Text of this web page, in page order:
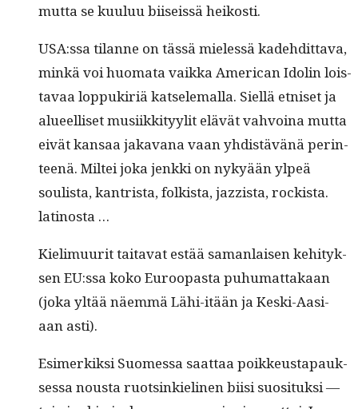
mut­ta se kuu­luu bii­seis­sä heikosti.
USA:ssa tilanne on tässä mielessä kade­hdit­ta­va,
minkä voi huo­ma­ta vaik­ka Amer­i­can Idol­in lois­
tavaa lop­pukir­iä kat­se­le­mal­la. Siel­lä etniset ja
alueel­liset musi­ikki­tyylit elävät vahvoina mut­ta
eivät kansaa jaka­vana vaan yhdis­tävänä per­in­
teenä. Mil­tei joka jenk­ki on nykyään ylpeä
soulista, kantrista, folk­ista, jazz­ista, rock­ista.
latinosta …
Kie­limuu­rit taita­vat estää saman­laisen kehi­tyk­
sen EU:ssa koko Euroopas­ta puhu­mat­takaan
(joka yltää näem­mä Lähi-itään ja Kes­ki-Aasi­
aan asti).
Esimerkik­si Suomes­sa saat­taa poikkeustapauk­
ses­sa nous­ta ruotsinkieli­nen biisi suosi­tuk­si —